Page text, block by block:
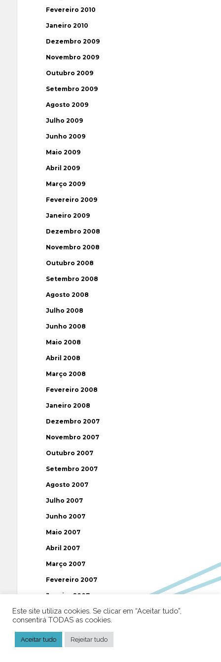
Fevereiro 2010
Janeiro 2010
Dezembro 2009
Novembro 2009
Outubro 2009
Setembro 2009
Agosto 2009
Julho 2009
Junho 2009
Maio 2009
Abril 2009
Março 2009
Fevereiro 2009
Janeiro 2009
Dezembro 2008
Novembro 2008
Outubro 2008
Setembro 2008
Agosto 2008
Julho 2008
Junho 2008
Maio 2008
Abril 2008
Março 2008
Fevereiro 2008
Janeiro 2008
Dezembro 2007
Novembro 2007
Outubro 2007
Setembro 2007
Agosto 2007
Julho 2007
Junho 2007
Maio 2007
Abril 2007
Março 2007
Fevereiro 2007
Janeiro 2007
Dezembro 2006
Outubro 2006
Este site utiliza cookies. Se clicar em “Aceitar tudo”,
consentirá TODAS as cookies.
Aceitar tudo Rejeitar tudo